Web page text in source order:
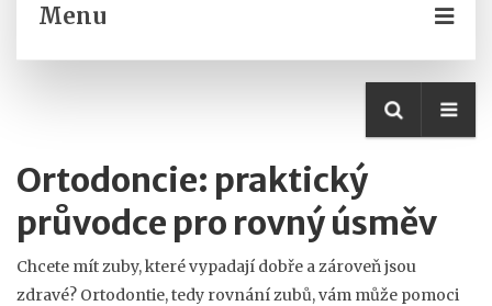
Menu
Ortodoncie: praktický
průvodce pro rovný úsměv
Chcete mít zuby, které vypadají dobře a zároveň jsou
zdravé? Ortodontie, tedy rovnání zubů, vám může pomoci